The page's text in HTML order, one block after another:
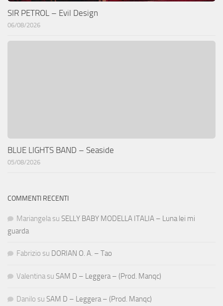
SIR PETROL – Evil Design
06/08/2026
BLUE LIGHTS BAND – Seaside
05/08/2026
COMMENTI RECENTI
Mariangela su SELLY BABY MODELLA ITALIA – Luna lei mi
guarda
Fabrizio su DORIAN O. A. – Tao
Valentina su SAM D – Leggera – (Prod. Manqc)
Danilo su SAM D – Leggera – (Prod. Manqc)